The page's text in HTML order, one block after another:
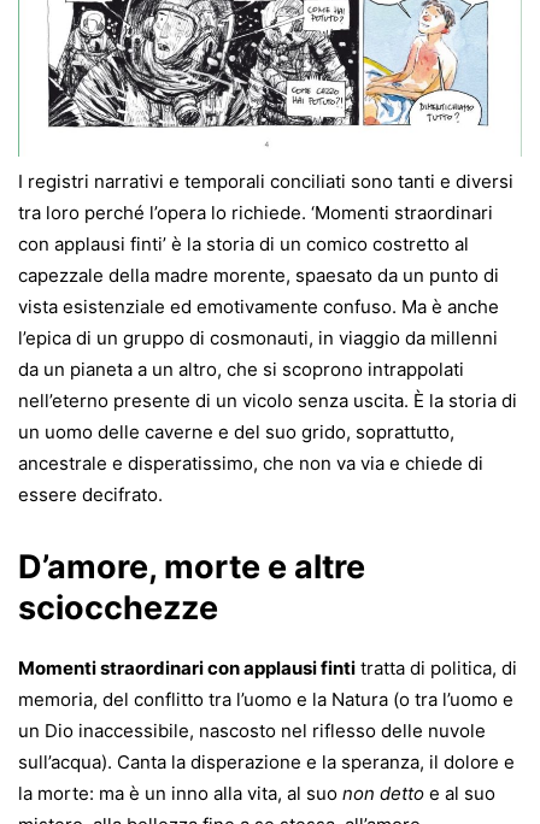
I registri narrativi e temporali conciliati sono tanti e diversi
tra loro perché l’opera lo richiede. ‘Momenti straordinari
con applausi finti’ è la storia di un comico costretto al
capezzale della madre morente, spaesato da un punto di
vista esistenziale ed emotivamente confuso. Ma è anche
l’epica di un gruppo di cosmonauti, in viaggio da millenni
da un pianeta a un altro, che si scoprono intrappolati
nell’eterno presente di un vicolo senza uscita. È la storia di
un uomo delle caverne e del suo grido, soprattutto,
ancestrale e disperatissimo, che non va via e chiede di
essere decifrato.
D’amore, morte e altre
sciocchezze
Momenti straordinari con applausi finti tratta di politica, di
memoria, del conflitto tra l’uomo e la Natura (o tra l’uomo e
un Dio inaccessibile, nascosto nel riflesso delle nuvole
sull’acqua). Canta la disperazione e la speranza, il dolore e
la morte: ma è un inno alla vita, al suo non detto e al suo